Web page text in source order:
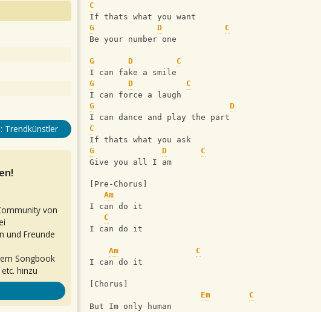
C
If thats what you want
G
D
C
Be your number one
G D
C
I can fake a smile
G
D
C
I can force a laugh
G
D
I can dance and play the part
C
If thats what you ask
G
D
C
Give you all I am
[Pre-Chorus]
Am
I can do it
C
I can do it
Am
C
I can do it
[Chorus]
Em
C
But Im only human
Trendkünstler
von
und Freunde
Songbook
hinzu